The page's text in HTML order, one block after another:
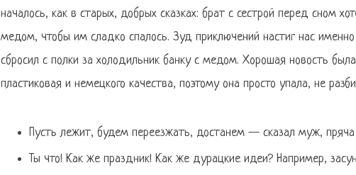
началось, как в старых, добрых сказках: брат с сестрой перед сном
медом, чтобы им сладко спалось. Зуд приключений настиг нас
сбросил с полки за холодильник банку с медом. Хорошая новость
пластиковая и немецкого качества, поэтому она просто упала, не
Пусть лежит, будем переезжать, достанем — сказал муж,
Ты что! Как же праздник! Как же дурацкие идеи? Например,